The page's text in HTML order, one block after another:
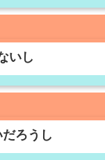
いし
ろうし